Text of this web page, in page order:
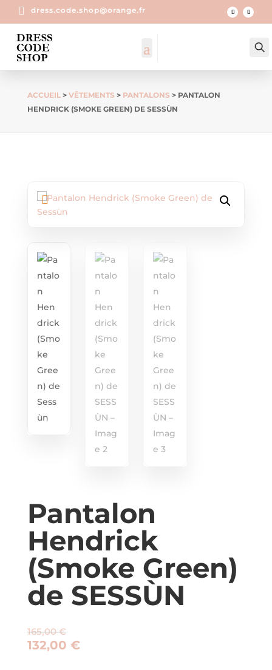
 dress.code.shop@orange.fr
ACCUEIL> VÊTEMENTS > PANTALONS > PANTALON
HENDRICK (SMOKE GREEN) DE SESSÙN
Pantalon
Hendrick
(Smoke Green)
de SESSÙN
165,00€
132,00 €